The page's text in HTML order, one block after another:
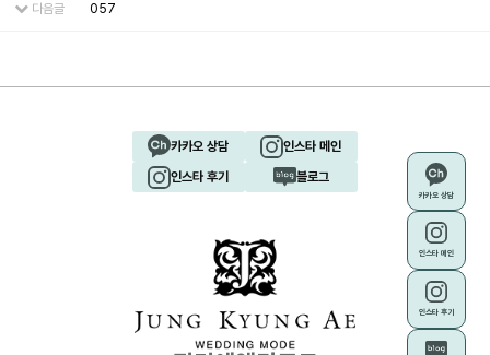
다음글 057
카카오 상담
인스타 메인
인스타 후기
블로그
카카오 상담
인스타 메인
인스타 후기